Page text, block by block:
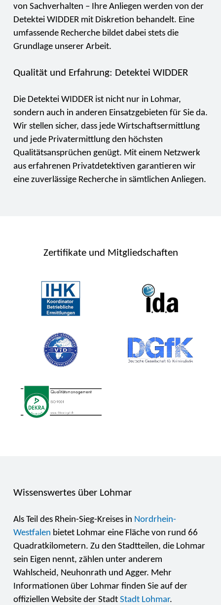
von Sachverhalten – Ihre Anliegen werden von der
Detektei WIDDER mit Diskretion behandelt. Eine
umfassende Recherche bildet dabei stets die
Grundlage unserer Arbeit.
Qualität und Erfahrung: Detektei WIDDER
Die Detektei WIDDER ist nicht nur in Lohmar,
sondern auch in anderen Einsatzgebieten für Sie da.
Wir stellen sicher, dass jede Wirtschaftsermittlung
und jede Privatermittlung den höchsten
Qualitätsansprüchen genügt. Mit einem Netzwerk
aus erfahrenen Privatdetektiven garantieren wir
eine zuverlässige Recherche in sämtlichen Anliegen.
Zertifikate und Mitgliedschaften
Wissenswertes über Lohmar
Als Teil des Rhein-Sieg-Kreises in Nordrhein-
Westfalen bietet Lohmar eine Fläche von rund 66
Quadratkilometern. Zu den Stadtteilen, die Lohmar
sein Eigen nennt, zählen unter anderem
Wahlscheid, Neuhonrath und Agger. Mehr
Informationen über Lohmar finden Sie auf der
offiziellen Website der Stadt Stadt Lohmar.